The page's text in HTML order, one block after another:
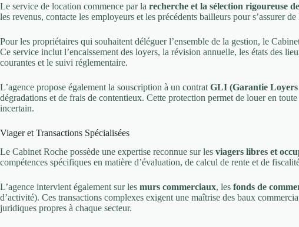
Le service de location commence par la recherche et la sélection rigoureuse
les revenus, contacte les employeurs et les précédents bailleurs pour s’assurer
Pour les propriétaires qui souhaitent déléguer l’ensemble de la gestion, le
Ce service inclut l’encaissement des loyers, la révision annuelle, les états des
courantes et le suivi réglementaire.
L’agence propose également la souscription à un contrat GLI (Garantie Loyers
dégradations et de frais de contentieux. Cette protection permet de louer en
incertain.
Viager et Transactions Spécialisées
Le Cabinet Roche possède une expertise reconnue sur les viagers libres et
compétences spécifiques en matière d’évaluation, de calcul de rente et de
L’agence intervient également sur les murs commerciaux, les fonds de
d’activité). Ces transactions complexes exigent une maîtrise des baux
juridiques propres à chaque secteur.